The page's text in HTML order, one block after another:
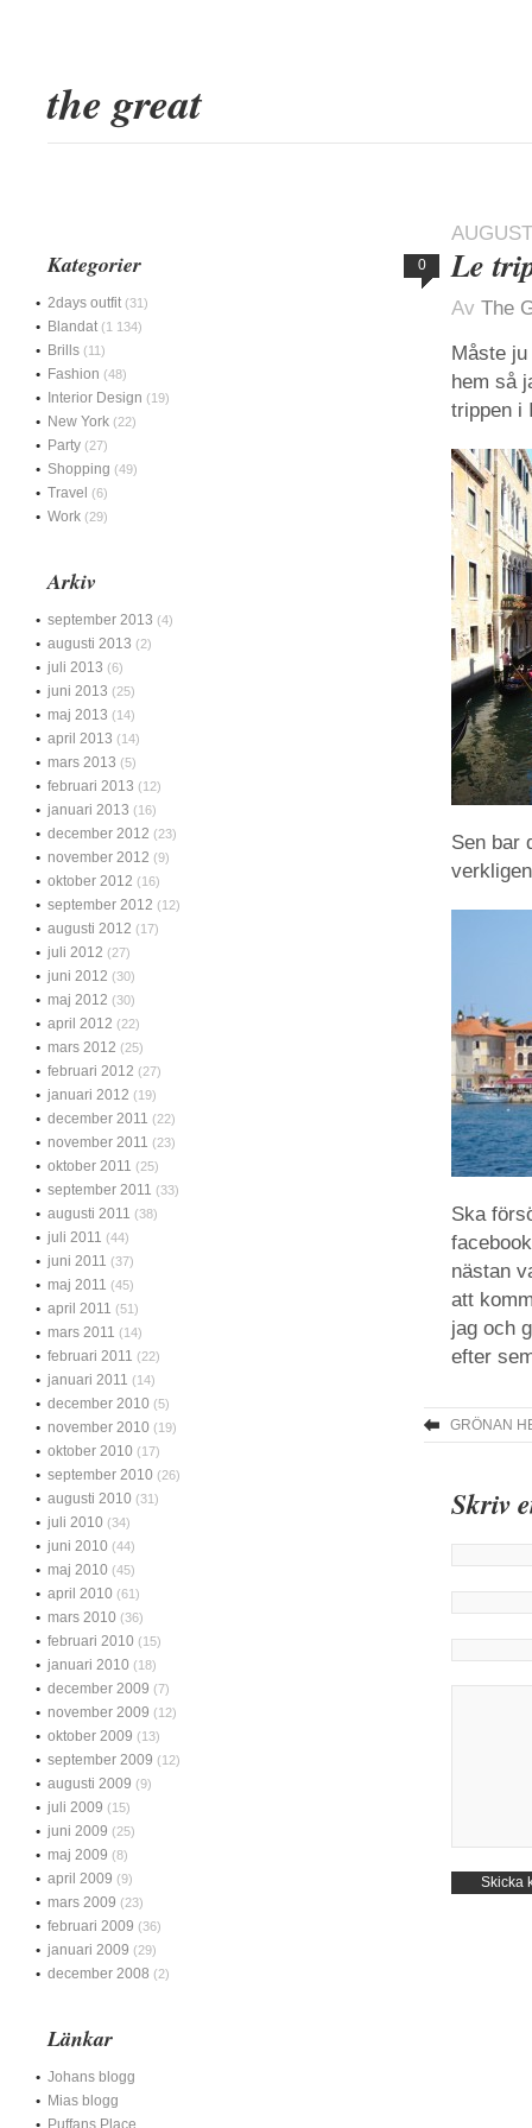
the great
0 Le
Av The
Måste
hem så
trippen i
Sen bar
Ska
nästan
att
jag och
efter
GRÖNAN
Skriv
Kategorier
2days outfit (31)
Blandat (1 134)
Brills (11)
Fashion (48)
Interior Design (19)
New York (22)
Party (27)
Shopping (49)
Travel (6)
Work (29)
Arkiv
september 2013 (4)
augusti 2013 (2)
juli 2013 (6)
juni 2013 (25)
maj 2013 (14)
april 2013 (14)
mars 2013 (5)
februari 2013 (12)
januari 2013 (16)
december 2012 (23)
november 2012 (9)
oktober 2012 (16)
september 2012 (12)
augusti 2012 (17)
juli 2012 (27)
juni 2012 (30)
maj 2012 (30)
april 2012 (22)
mars 2012 (25)
februari 2012 (27)
januari 2012 (19)
december 2011 (22)
november 2011 (23)
oktober 2011 (25)
september 2011 (33)
augusti 2011 (38)
juli 2011 (44)
juni 2011 (37)
maj 2011 (45)
april 2011 (51)
mars 2011 (14)
februari 2011 (22)
januari 2011 (14)
december 2010 (5)
november 2010 (19)
oktober 2010 (17)
september 2010 (26)
augusti 2010 (31)
juli 2010 (34)
juni 2010 (44)
maj 2010 (45)
april 2010 (61)
mars 2010 (36)
februari 2010 (15)
januari 2010 (18)
december 2009 (7)
november 2009 (12)
oktober 2009 (13)
september 2009 (12)
augusti 2009 (9)
juli 2009 (15)
juni 2009 (25)
maj 2009 (8)
april 2009 (9)
mars 2009 (23)
februari 2009 (36)
januari 2009 (29)
december 2008 (2)
Länkar
Johans blogg
Mias blogg
Puffans Place